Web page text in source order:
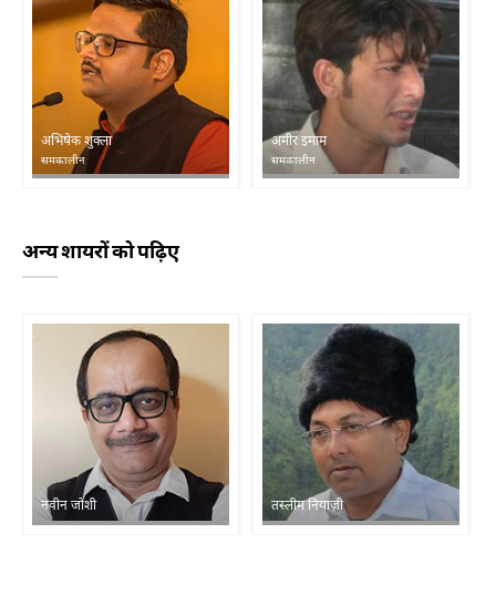
अभिषेक शुक्ला
समकालीन
अमीर इमाम
समकालीन
अन्य शायरों को पढ़िए
नवीन जोशी तस्लीम नियाज़ी